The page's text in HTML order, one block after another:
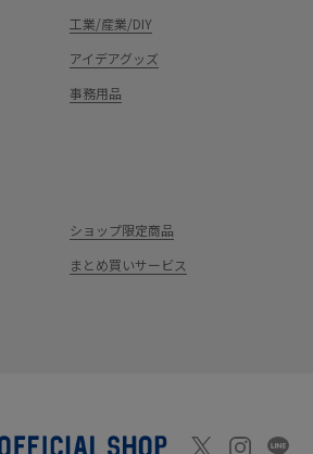
工業/産業/DIY
アイデアグッズ
事務用品
ショップ限定商品
まとめ買いサービス